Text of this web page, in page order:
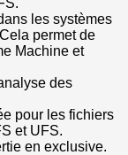
les systèmes
permet de
Machine et
des
pour les fichiers
et UFS.
en exclusive.